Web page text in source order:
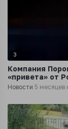
3
Компания
«привета» от
Новости 5 месяцев